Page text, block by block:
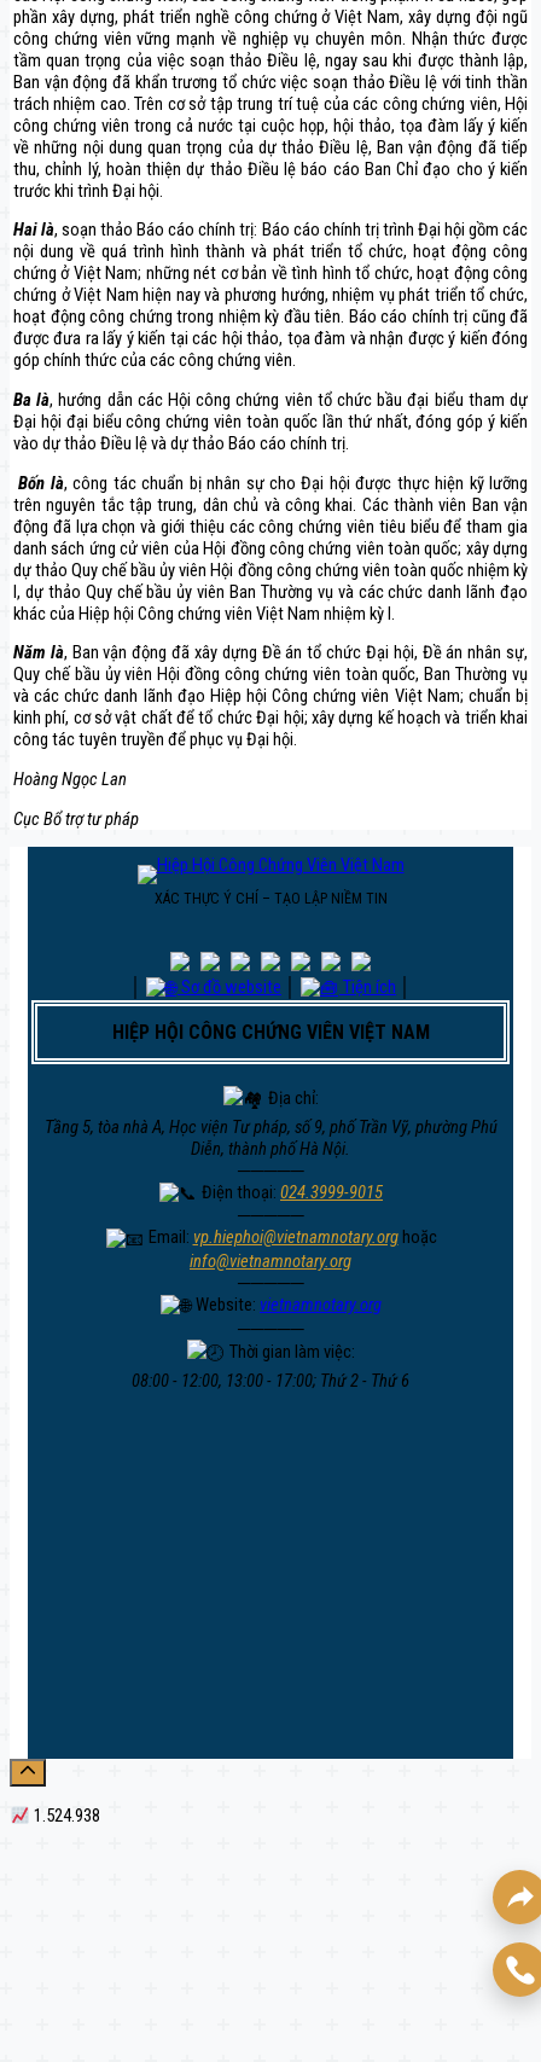
phần xây dựng, phát triển nghề công chứng ở Việt Nam, xây dựng đội ngũ
công chứng viên vững mạnh về nghiệp vụ chuyên môn. Nhận thức được
tầm quan trọng của việc soạn thảo Điều lệ, ngay sau khi được thành lập,
Ban vận động đã khẩn trương tổ chức việc soạn thảo Điều lệ với tinh thần
trách nhiệm cao. Trên cơ sở tập trung trí tuệ của các công chứng viên, Hội
công chứng viên trong cả nước tại cuộc họp, hội thảo, tọa đàm lấy ý kiến
về những nội dung quan trọng của dự thảo Điều lệ, Ban vận động đã tiếp
thu, chỉnh lý, hoàn thiện dự thảo Điều lệ báo cáo Ban Chỉ đạo cho ý kiến
trước khi trình Đại hội.
Hai là, soạn thảo Báo cáo chính trị: Báo cáo chính trị trình Đại hội gồm các
nội dung về quá trình hình thành và phát triển tổ chức, hoạt động công
chứng ở Việt Nam; những nét cơ bản về tình hình tổ chức, hoạt động công
chứng ở Việt Nam hiện nay và phương hướng, nhiệm vụ phát triển tổ chức,
hoạt động công chứng trong nhiệm kỳ đầu tiên. Báo cáo chính trị cũng đã
được đưa ra lấy ý kiến tại các hội thảo, tọa đàm và nhận được ý kiến đóng
góp chính thức của các công chứng viên.
Ba là, hướng dẫn các Hội công chứng viên tổ chức bầu đại biểu tham dự
Đại hội đại biểu công chứng viên toàn quốc lần thứ nhất, đóng góp ý kiến
vào dự thảo Điều lệ và dự thảo Báo cáo chính trị.
Bốn là, công tác chuẩn bị nhân sự cho Đại hội được thực hiện kỹ lưỡng
trên nguyên tắc tập trung, dân chủ và công khai. Các thành viên Ban vận
động đã lựa chọn và giới thiệu các công chứng viên tiêu biểu để tham gia
danh sách ứng cử viên của Hội đồng công chứng viên toàn quốc; xây dựng
dự thảo Quy chế bầu ủy viên Hội đồng công chứng viên toàn quốc nhiệm kỳ
I, dự thảo Quy chế bầu ủy viên Ban Thường vụ và các chức danh lãnh đạo
khác của Hiệp hội Công chứng viên Việt Nam nhiệm kỳ I.
Năm là, Ban vận động đã xây dựng Đề án tổ chức Đại hội, Đề án nhân sự,
Quy chế bầu ủy viên Hội đồng công chứng viên toàn quốc, Ban Thường vụ
và các chức danh lãnh đạo Hiệp hội Công chứng viên Việt Nam; chuẩn bị
kinh phí, cơ sở vật chất để tổ chức Đại hội; xây dựng kế hoạch và triển khai
công tác tuyên truyền để phục vụ Đại hội.
Hoàng Ngọc Lan
Cục Bổ trợ tư pháp
XÁC THỰC Ý CHÍ – TẠO LẬP NIỀM TIN
Sơ đồ website Tiện ích
HIỆP HỘI CÔNG CHỨNG VIÊN VIỆT NAM
Địa chỉ:
Tầng 5, tòa nhà A, Học viện Tư pháp, số 9, phố Trần Vỹ, phường Phú
Diễn, thành phố Hà Nội.
─────
Điện thoại:024.3999-9015
─────
Email: vp.hiephoi@vietnamnotary.orghoặc
info@vietnamnotary.org
─────
Website: vietnamnotary.org
─────
Thời gian làm việc:
08:00 - 12:00, 13:00 - 17:00; Thứ 2 - Thứ 6
1.524.938